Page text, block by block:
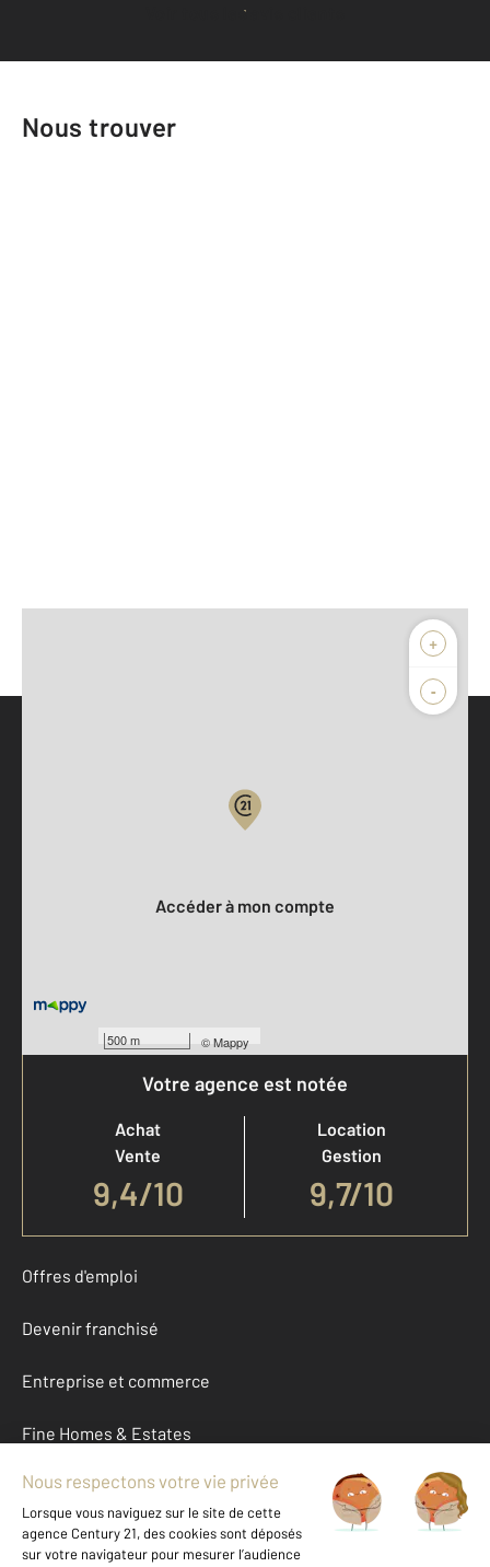
Voir tous les avis clients
Nous trouver
+
-
500 m ©Mappy
Accéder à mon compte
Votre agence est notée
Achat
Vente
9,4/10
Location
Gestion
9,7/10
Offres d'emploi
Devenir franchisé
Entreprise et commerce
Fine Homes & Estates
À propos
International